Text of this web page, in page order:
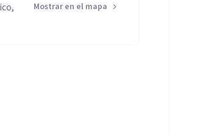
Mostrar en el mapa